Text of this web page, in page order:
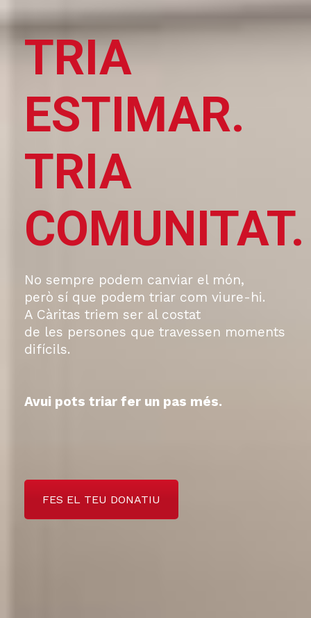
TRIA
ESTIMAR.
TRIA
COMUNITAT.
No sempre podem canviar el món,
però sí que podem triar com viure-hi.
A Càritas triem ser al costat
de les persones que travessen moments
difícils.
Avui pots triar fer un pas més.
FES EL TEU DONATIU